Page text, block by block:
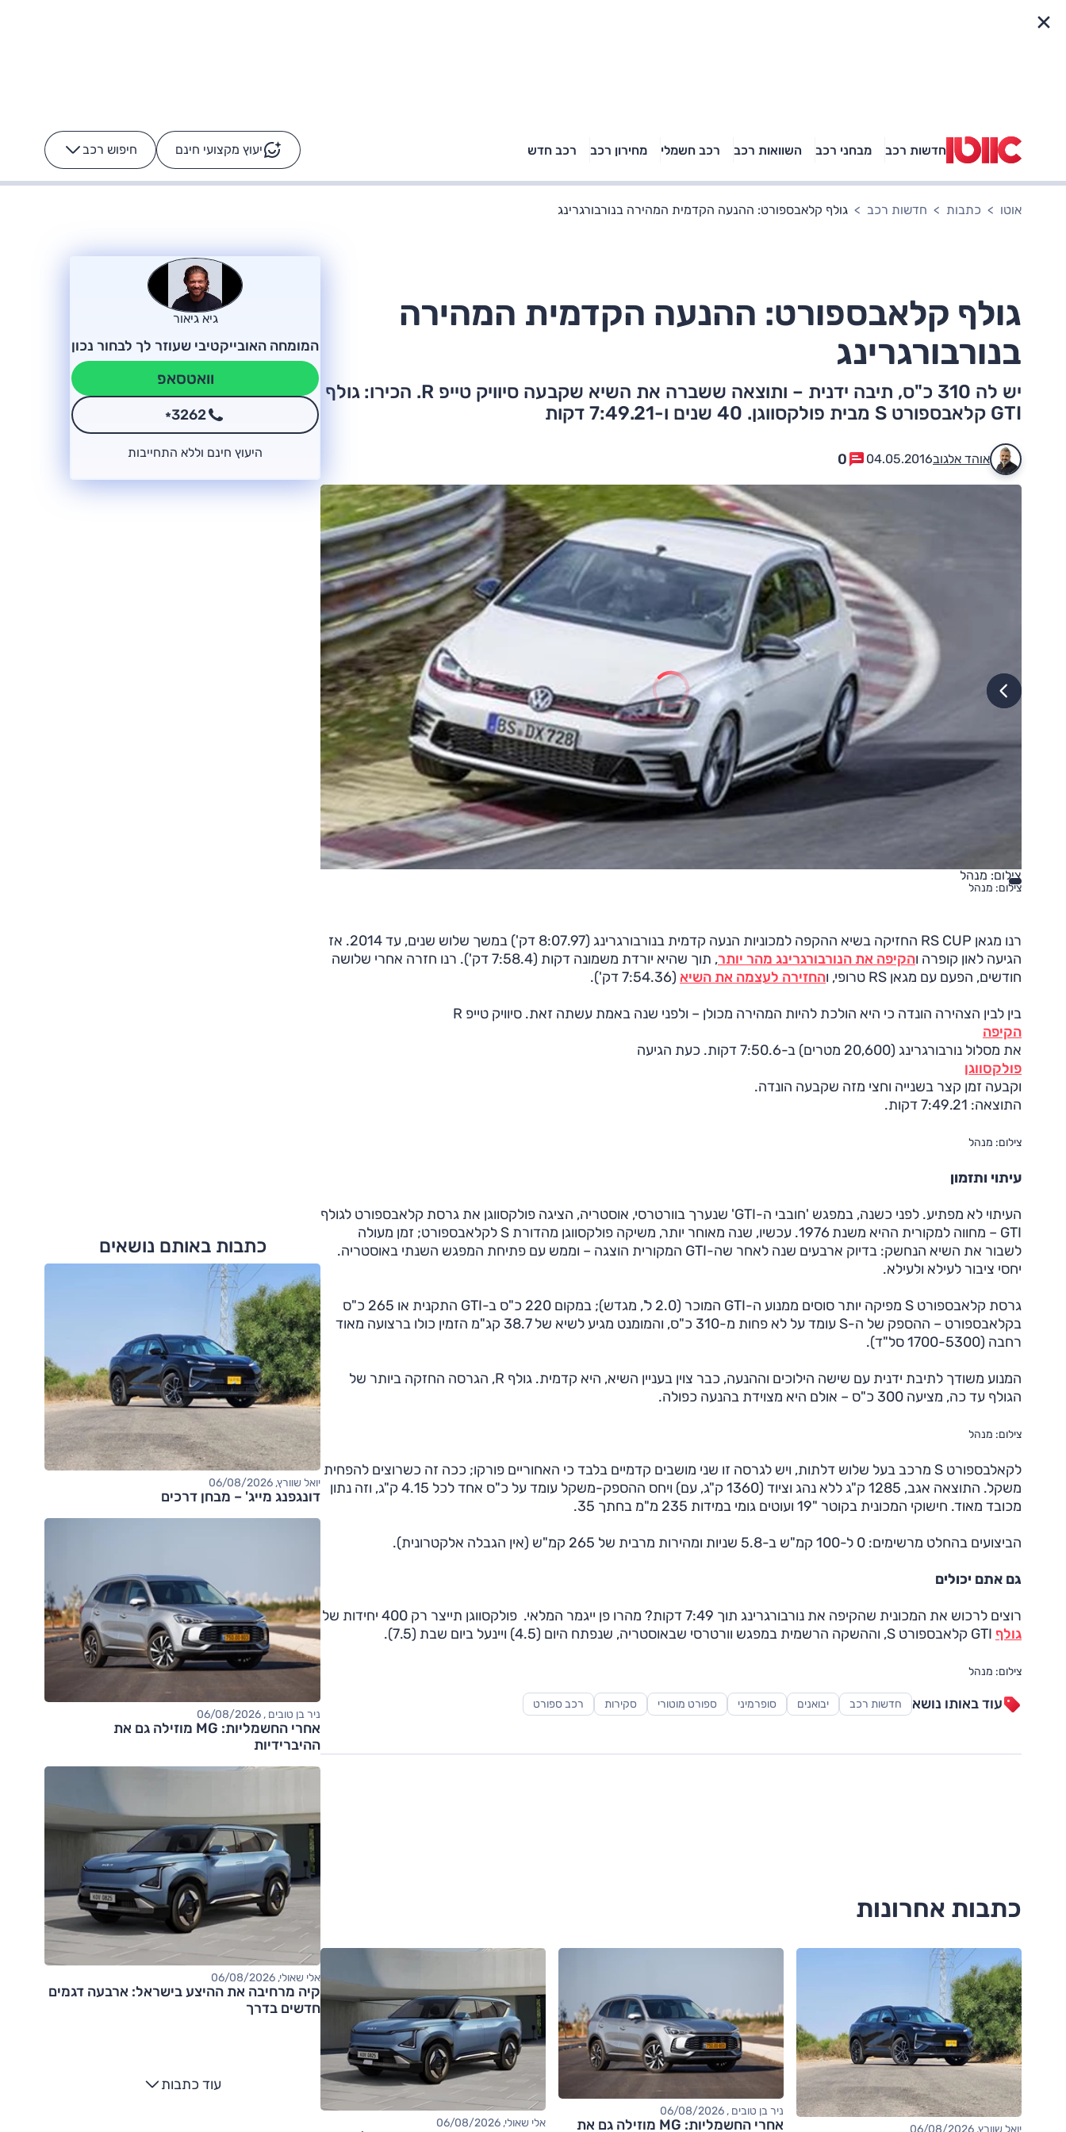
חדשות רכב מבחני רכב השוואות רכב רכב חשמלי מחירון רכב רכב חדש יעוץ מקצועי חינם חיפוש רכב -
באיזה רכב פנאי נוסעת
טויוטה ראב 4, קיה
ספורטאז' לונג ויונדאי
הנייר ועל הכביש
רכבי הסלבס: על מה נוסע
הרכב לא מתקלקל. המסך
כן
אוטו כתבות חדשות רכב גולף קלאבספורט: ההנעה הקדמית המהירה בנורבורגרינג
גולף קלאבספורט: ההנעה הקדמית המהירה
בנורבורגרינג
יש לה 310 כ"ס, תיבה ידנית – ותוצאה ששברה את השיא שקבעה סיוויק טייפ R. הכירו: גולף
GTI קלאבספורט S מבית פולקסווגן. 40 שנים ו-7:49.21 דקות
אוהד אלגוב04.05.2016
0
צילום: מנהל
צילום: מנהל
רנו מגאן RS CUP החזיקה בשיא ההקפה למכוניות הנעה קדמית בנורבורגרינג (8:07.97 דק') במשך שלוש שנים, עד 2014. אז
הגיעה לאון קופרה והקיפה את הנורבורגרינג מהר יותר
, תוך שהיא יורדת משמונה דקות (7:58.4 דק'). רנו חזרה אחרי שלושה
חודשים, הפעם עם מגאן RS טרופי, ו
החזירה לעצמה את השיא (7:54.36 דק').
בין לבין הצהירה הונדה כי היא הולכת להיות המהירה מכולן – ולפני שנה באמת עשתה זאת. סיוויק טייפ R
הקיפה
את מסלול נורבורגרינג (20,600 מטרים) ב-7:50.6 דקות. כעת הגיעה
פולקסווגן
וקבעה זמן קצר בשנייה וחצי מזה שקבעה הונדה.
התוצאה: 7:49.21 דקות.
צילום: מנהל
עיתוי ותזמון
העיתוי לא מפתיע. לפני כשנה, במפגש 'חובבי ה-GTI' שנערך בוורטרסי, אוסטריה, הציגה פולקסווגן את גרסת קלאבספורט לגולף
GTI – מחווה למקורית ההיא משנת 1976. עכשיו, שנה מאוחר יותר, משיקה פולקסווגן מהדורת S לקלאבספורט; זמן מעולה
לשבור את השיא הנחשק: בדיוק ארבעים שנה לאחר שה-GTI המקורית הוצגה – וממש עם פתיחת המפגש השנתי באוסטריה.
יחסי ציבור לעילא ולעילא.
גרסת קלאבספורט S מפיקה יותר סוסים ממנוע ה-GTI המוכר (2.0 ל', מגדש); במקום 220 כ"ס ב-GTI התקנית או 265 כ"ס
בקלאבספורט – ההספק של ה-S עומד על לא פחות מ-310 כ"ס, והמומנט מגיע לשיא של 38.7 קג"מ הזמין כולו ברצועה מאוד
רחבה (1700-5300 סל"ד).
המנוע משודך לתיבת ידנית עם שישה הילוכים וההנעה, כבר צוין בעניין השיא, היא קדמית. גולף R, הגרסה החזקה ביותר של
הגולף עד כה, מציעה 300 כ"ס – אולם היא מצוידת בהנעה כפולה.
צילום: מנהל
לקאלבספורט S מרכב בעל שלוש דלתות, ויש לגרסה זו שני מושבים קדמיים בלבד כי האחוריים פורקו; ככה זה כשרוצים להפחית
משקל. התוצאה אגב, 1285 ק"ג ללא נהג וציוד (1360 ק"ג, עם) ויחס ההספק-משקל עומד על כ"ס אחד לכל 4.15 ק"ג, וזה נתון
מכובד מאוד. חישוקי המכונית בקוטר "19 ועוטים גומי במידות 235 מ"מ בחתך 35.
הביצועים בהחלט מרשימים: 0 ל-100 קמ"ש ב-5.8 שניות ומהירות מרבית של 265 קמ"ש (אין הגבלה אלקטרונית).
גם אתם יכולים
רוצים לרכוש את המכונית שהקיפה את נורבורגרינג תוך 7:49 דקות? מהרו פן ייגמר המלאי. פולקסווגן תייצר רק 400 יחידות של
גולף
צילום: מנהל
עוד באותו נושא חדשות רכב יבואנים סופרמיני ספורט מוטורי סקירות רכב ספורט
כתבות אחרונות
יואל שוורץ, 06/08/2026
ניר בן טובים , 06/08/2026
אחרי החשמליות: MG מוזילה גם את אלי שאולי, 06/08/2026
גיא גיאור
המומחה האובייקטיבי שעוזר לך לבחור נכון
וואטסאפ
*3262
היעוץ חינם וללא התחייבות
כתבות באותם נושאים
יואל שוורץ, 06/08/2026
דונגפנג מייג' – מבחן דרכים
ניר בן טובים , 06/08/2026
אחרי החשמליות: MG מוזילה גם את
ההיברידיות
אלי שאולי, 06/08/2026
קיה מרחיבה את ההיצע בישראל: ארבעה דגמים
חדשים בדרך
עוד כתבות